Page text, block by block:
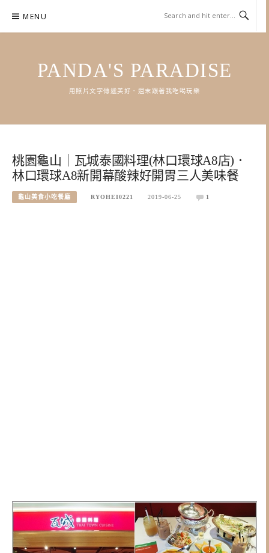
content
MENU
PANDA'S PARADISE
用照片文字傳遞美好．週末跟著我吃喝玩樂
桃園龜山｜瓦城泰國料理(林口環球A8店)．
林口環球A8新開幕酸辣好開胃三人美味餐
龜山美食小吃餐廳 RYOHEI0221 2019-06-25 1